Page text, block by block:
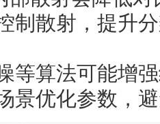
制散射，提升
等算法可能增
景优化参数，